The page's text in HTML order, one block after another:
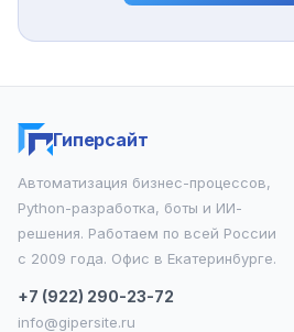
Гиперсайт
Автоматизация бизнес-процессов,
Python-разработка, боты и ИИ-
решения. Работаем по всей России
с 2009 года. Офис в Екатеринбурге.
+7 (922) 290-23-72
info@gipersite.ru